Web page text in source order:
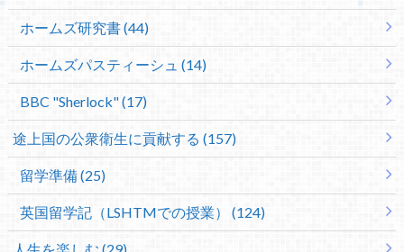
ホームズ研究書 (44)
ホームズパスティーシュ (14)
BBC "Sherlock" (17)
途上国の公衆衛生に貢献する (157)
留学準備 (25)
英国留学記（LSHTMでの授業） (124)
人生を楽しむ (29)